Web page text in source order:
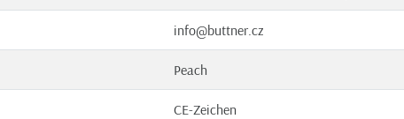
info@buttner.cz
Peach
CE-Zeichen